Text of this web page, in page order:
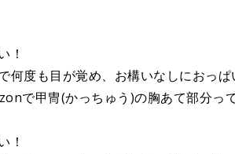
！
何度も目が覚め、お構いなしにおっ
で甲冑(かっちゅう)の胸あて部分っ
！